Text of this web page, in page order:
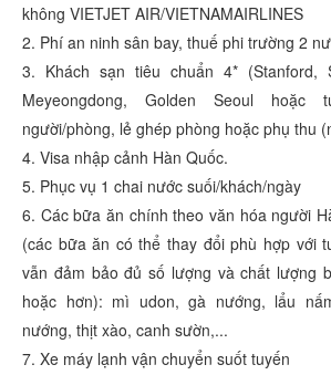
không VIETJET AIR/VIETNAMAIRLINES
2. Phí an ninh sân bay, thuế phi trường 2
3. Khách sạn tiêu chuẩn 4* (Stanford,
Meyeongdong, Golden Seoul hoặc
người/phòng, lẻ ghép phòng hoặc phụ thu
4. Visa nhập cảnh Hàn Quốc.
5. Phục vụ 1 chai nước suối/khách/ngày
6. Các bữa ăn chính theo văn hóa người
(các bữa ăn có thể thay đổi phù hợp với
vẫn đảm bảo đủ số lượng và chất lượng
hoặc hơn): mì udon, gà nướng, lẩu
nướng, thịt xào, canh sườn,...
7. Xe máy lạnh vận chuyển suốt tuyến